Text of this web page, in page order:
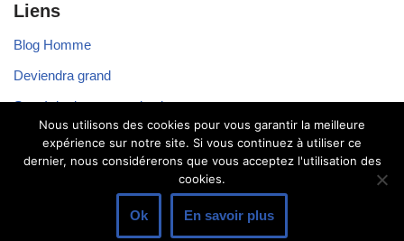
Liens
Blog Homme
Deviendra grand
Stratégie de communication
Voyager seul
Nous utilisons des cookies pour vous garantir la meilleure
expérience sur notre site. Si vous continuez à utiliser ce
dernier, nous considérerons que vous acceptez l'utilisation des
cookies.
Ok En savoir plus